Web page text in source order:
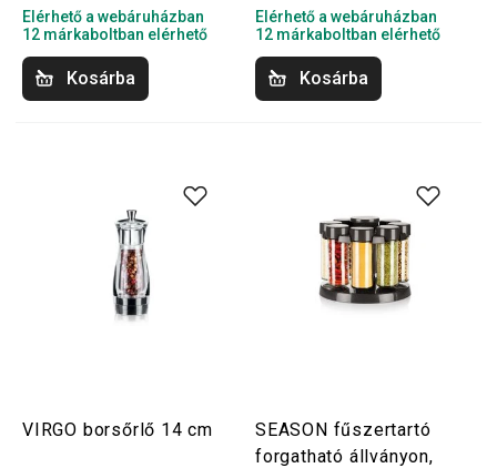
Elérhető a webáruházban
12 márkaboltban elérhető
Kosárba
Elérhető a webáruházban
12 márkaboltban elérhető
Kosárba
VIRGO borsőrlő 14 cm
SEASON fűszertartó
forgatható állványon,